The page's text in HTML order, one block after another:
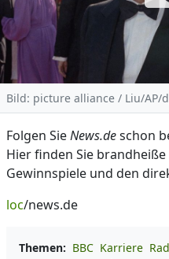
Bild: picture alliance / Liu/AP/
Folgen SieNews.deschon
Hier finden Sie
Gewinnspiele und den
loc/news.de
Themen: BBC Karriere